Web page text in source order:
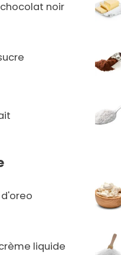
noir
liquide